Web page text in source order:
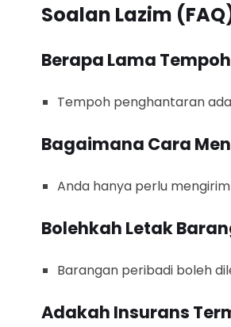
Soalan Lazim
Berapa Lama
Tempoh penghantaran
Bagaimana Cara
Anda hanya perlu
Bolehkah Letak
Barangan peribadi boleh
Adakah Insurans